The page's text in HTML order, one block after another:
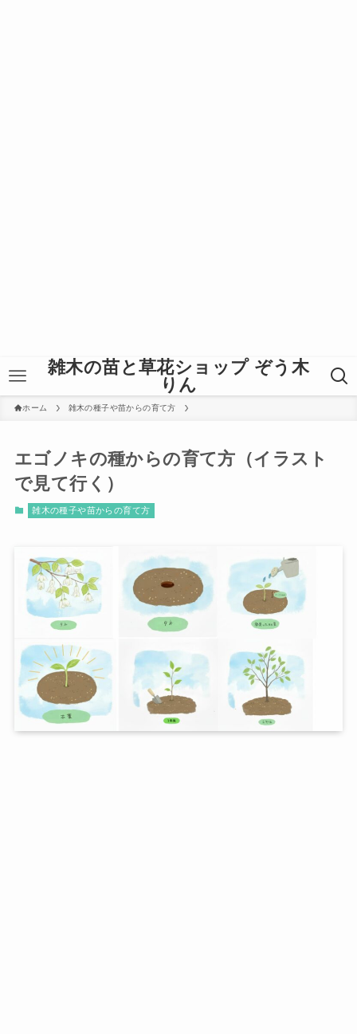
雑木の苗と草花ショップ ぞう木
りん
ホーム 雑木の種子や苗からの育て方
エゴノキの種からの育て方（イラスト
で見て行く）
雑木の種子や苗からの育て方